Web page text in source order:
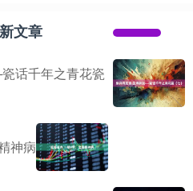
文章
话千年之青花瓷
神病